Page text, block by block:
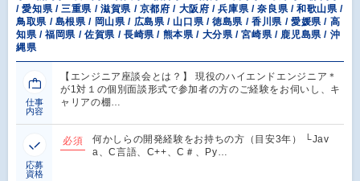
/ 愛知県 / 三重県 / 滋賀県 / 京都府 / 大阪府 / 兵庫県 / 奈良県 / 和歌山県 /
鳥取県 / 島根県 / 岡山県 / 広島県 / 山口県 / 徳島県 / 香川県 / 愛媛県 / 高
知県 / 福岡県 / 佐賀県 / 長崎県 / 熊本県 / 大分県 / 宮崎県 / 鹿児島県 / 沖
縄県
仕事
内容
【エンジニア座談会とは？】 現役のハイエンドエンジニア＊
が1対１の個別面談形式で参加者の方のご経験をお伺いし、キ
ャリアの棚…
応募
資格
必須
何かしらの開発経験をお持ちの方（目安3年） └Jav
a、C言語、C++、C＃、Py…